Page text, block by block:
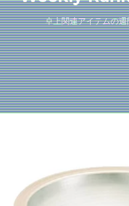
卓上関連アイテムの